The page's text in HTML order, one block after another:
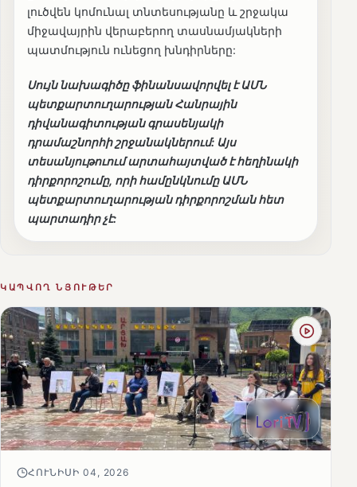
լուծվեն կոմունալ տնտեսությանը և շրջակա
միջավայրին վերաբերող տասնամյակների
պատմություն ունեցող խնդիրները:
Սույն նախագիծը ֆինանսավորվել է ԱՄՆ
պետքարտուղարության Հանրային
դիվանագիտության գրասենյակի
դրամաշնորհի շրջանակներում: Այս
տեսանյութուում արտահայտված է հեղինակի
դիրքորոշումը, որի համընկնումը ԱՄՆ
պետքարտուղարության դիրքորոշման հետ
պարտադիր չէ:
ԿԱՊՎՈՂ ՆՅՈՒԹԵՐ
ՀՈՒՆԻՍԻ 04, 2026